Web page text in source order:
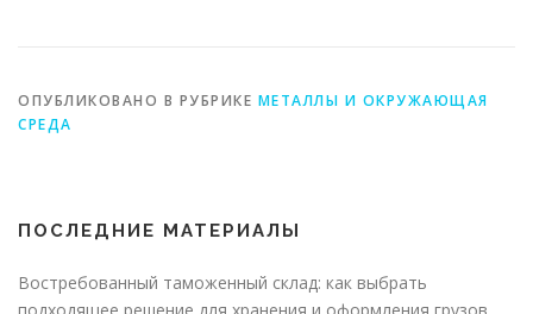
ОПУБЛИКОВАНО В РУБРИКЕ МЕТАЛЛЫ И ОКРУЖАЮЩАЯ
СРЕДА
ПОСЛЕДНИЕ МАТЕРИАЛЫ
Востребованный таможенный склад: как выбрать